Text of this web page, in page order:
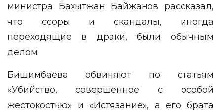
министра Бахытжан Байжанов рассказал,
что ссоры и скандалы, иногда
переходящие в драки, были обычным
делом.
Бишимбаева обвиняют по статьям
«Убийство, совершенное с особой
жестокостью» и «Истязание», а его брата